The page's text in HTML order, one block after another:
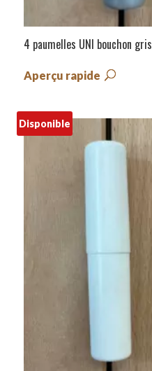
4 paumelles UNI bouchon gris
Aperçu rapide
Disponible